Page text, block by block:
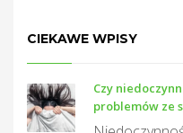
CIEKAWE WPISY
Czy
problemów ze